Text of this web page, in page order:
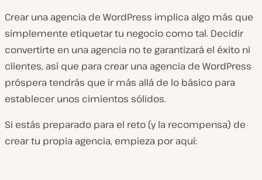
Crear una agencia de WordPress implica algo más que
simplemente etiquetar tu negocio como tal. Decidir
convertirte en una agencia no te garantizará el éxito ni
clientes, así que para crear una agencia de WordPress
próspera tendrás que ir más allá de lo básico para
establecer unos cimientos sólidos.
Si estás preparado para el reto (y la recompensa) de
crear tu propia agencia, empieza por aquí: